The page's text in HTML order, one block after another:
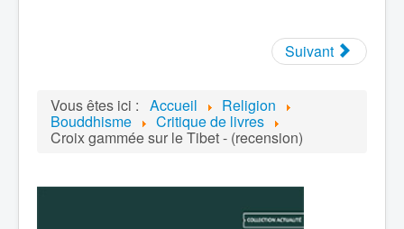
Suivant
Vous êtes ici : Accueil Religion
Bouddhisme Critique de livres
Croix gammée sur le Tibet - (recension)